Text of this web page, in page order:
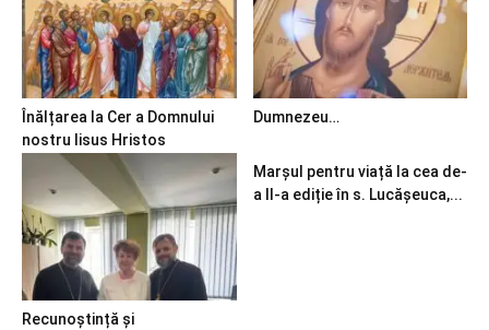
Înălțarea la Cer a Domnului
nostru Iisus Hristos
Dumnezeu…
Recunoștință și
Marșul pentru viață la cea de-
a II-a ediție în s. Lucășeuca,...